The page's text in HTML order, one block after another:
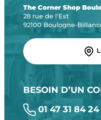
The Corner Shop
28 rue de l'Est
92100 Boulogne-
BESOIN D’UN
01 47 31 84 24